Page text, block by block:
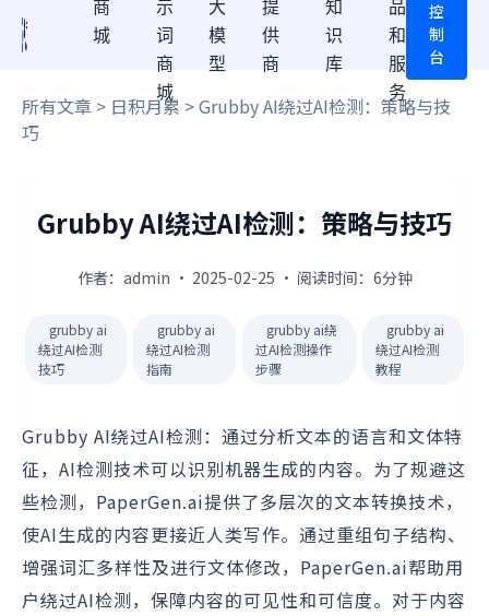
商
城
示
词
商
城
大
模
型
提
供
商
知
识
库
品
和
服
务
控
制
台
所有文章 > 日积月累 > Grubby AI绕过AI检测：策略与技
巧
Grubby AI绕过AI检测：策略与技巧
作者：admin · 2025-02-25 · 阅读时间：6分钟
grubby ai
绕过AI检测
技巧
grubby ai
绕过AI检测
指南
grubby ai绕
过AI检测操作
步骤
grubby ai
绕过AI检测
教程
Grubby AI绕过AI检测：通过分析文本的语言和文体特
征，AI检测技术可以识别机器生成的内容。为了规避这
些检测，PaperGen.ai提供了多层次的文本转换技术，
使AI生成的内容更接近人类写作。通过重组句子结构、
增强词汇多样性及进行文体修改，PaperGen.ai帮助用
户绕过AI检测，保障内容的可见性和可信度。对于内容